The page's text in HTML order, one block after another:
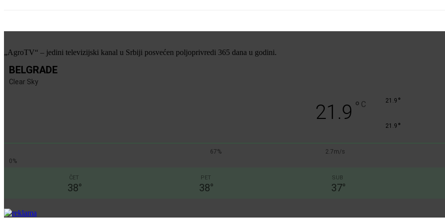
„AgroTV“ – jedini televizijski kanal u Srbiji posvećen poljoprivredi 365 dana u godini.
BELGRADE
Clear Sky
21.9 ° C 21.9 °
21.9 °
67%
2.7m/s
0%
ČET
38°
PET
38°
SUB
37°